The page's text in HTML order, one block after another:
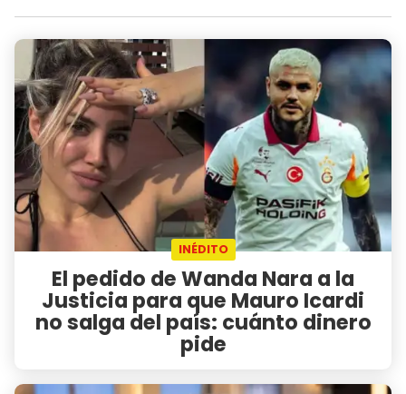
INÉDITO
El pedido de Wanda Nara a la
Justicia para que Mauro Icardi
no salga del país: cuánto dinero
pide